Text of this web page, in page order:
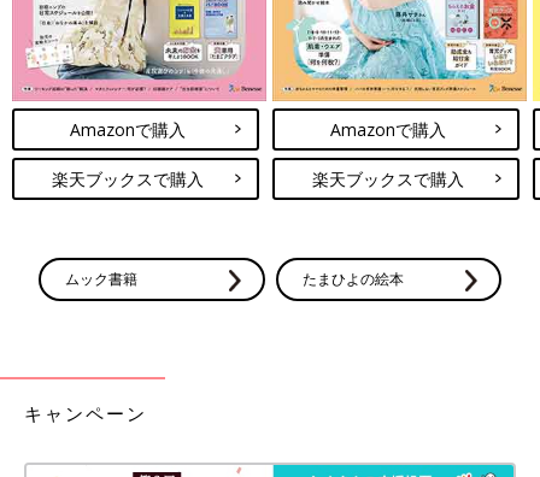
Amazonで購入
楽天ブックスで購入
Amazonで購入
楽天ブックスで購入
ムック書籍 たまひよの絵本
キャンペーン